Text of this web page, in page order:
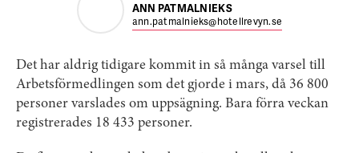
ANN PATMALNIEKS
ann.patmalnieks@hotellrevyn.se
Det har aldrig tidigare kommit in så många varsel till
Arbetsförmedlingen som det gjorde i mars, då 36 800
personer varslades om uppsägning. Bara förra veckan
registrerades 18 433 personer.